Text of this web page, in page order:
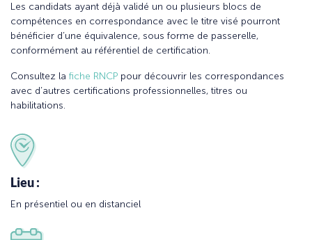
Les candidats ayant déjà validé un ou plusieurs blocs de
compétences en correspondance avec le titre visé pourront
bénéficier d’une équivalence, sous forme de passerelle,
conformément au référentiel de certification.
Consultez la fiche RNCP pour découvrir les correspondances
avec d’autres certifications professionnelles, titres ou
habilitations.
Lieu :
En présentiel ou en distanciel